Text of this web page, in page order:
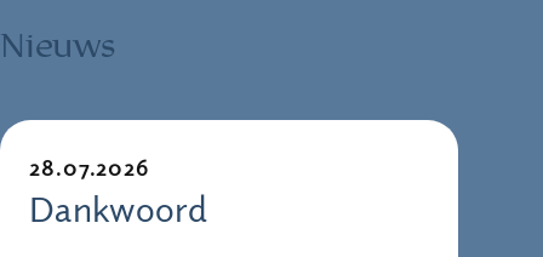
Nieuws
28.07.2026
Dankwoord